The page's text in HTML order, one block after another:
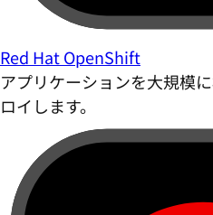
Red Hat OpenShift
アプリケーションを大規模
ロイします。